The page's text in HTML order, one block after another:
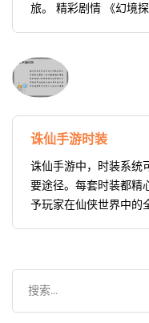
旅。 精彩剧情 《幻境
诛仙手游时装
诛仙手游中，时装系统
要途径。每套时装都精
予玩家在仙侠世界中的
搜索...